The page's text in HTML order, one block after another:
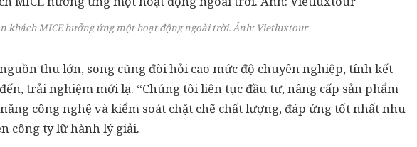
khách MICE hưởng ứng một hoạt động ngoài trời. Ảnh:Vietluxtour
thu lớn, song cũng đòi hỏi cao mức độ chuyên nghiệp, tính kết
trải nghiệm mới lạ. “Chúng tôi liên tục đầu tư, nâng cấp sản phẩm
công nghệ và kiểm soát chặt chẽ chất lượng, đáp ứng tốt nhất nhu
công ty lữ hành lý giải.